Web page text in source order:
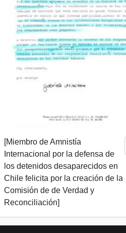
[Miembro de Amnistía
Internacional por la defensa de
los detenidos desaparecidos en
Chile felicita por la creación de la
Comisión de de Verdad y
Reconciliación]